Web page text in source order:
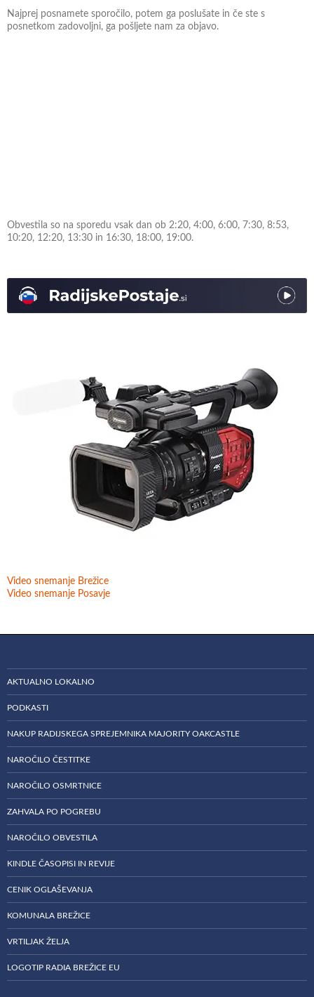
Najprej posnamete sporočilo, potem ga poslušate in če ste s
posnetkom zadovoljni, ga pošljete nam za objavo.
Obvestila so na sporedu vsak dan ob 2:20, 4:00, 6:00, 7:30, 8:53,
10:20, 12:20, 13:30 in 16:30, 18:00, 19:00.
Video snemanje Brežice
Video snemanje Posavje
AKTUALNO LOKALNO
PODKASTI
NAKUP RADIJSKEGA SPREJEMNIKA MAJORITY OAKCASTLE
NAROČILO ČESTITKE
NAROČILO OSMRTNICE
ZAHVALA PO POGREBU
NAROČILO OBVESTILA
KINDLE ČASOPISI IN REVIJE
CENIK OGLAŠEVANJA
KOMUNALA BREŽICE
VRTILJAK ŽELJA
LOGOTIP RADIA BREŽICE EU